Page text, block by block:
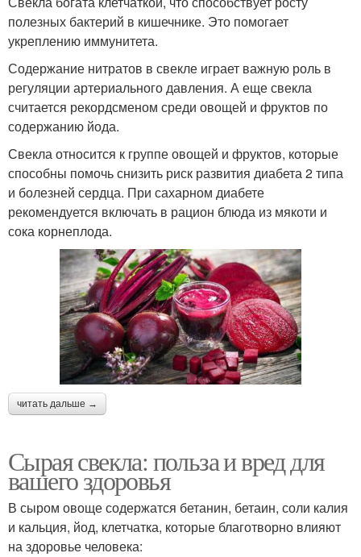
полезных бактерий в кишечнике. Это помогает
укреплению иммунитета.
Содержание нитратов в свекле играет важную роль в
регуляции артериального давления. А еще свекла
считается рекордсменом среди овощей и фруктов по
содержанию йода.
Свекла относится к группе овощей и фруктов, которые
способны помочь снизить риск развития диабета 2 типа
и болезней сердца. При сахарном диабете
рекомендуется включать в рацион блюда из мякоти и
сока корнеплода.
читать дальше →
Сырая свекла: польза и вред для
вашего здоровья
В сыром овоще содержатся бетанин, бетаин, соли калия
и кальция, йод, клетчатка, которые благотворно влияют
на здоровье человека: